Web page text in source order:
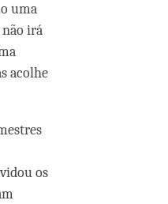
uma
irá
acolhe
os